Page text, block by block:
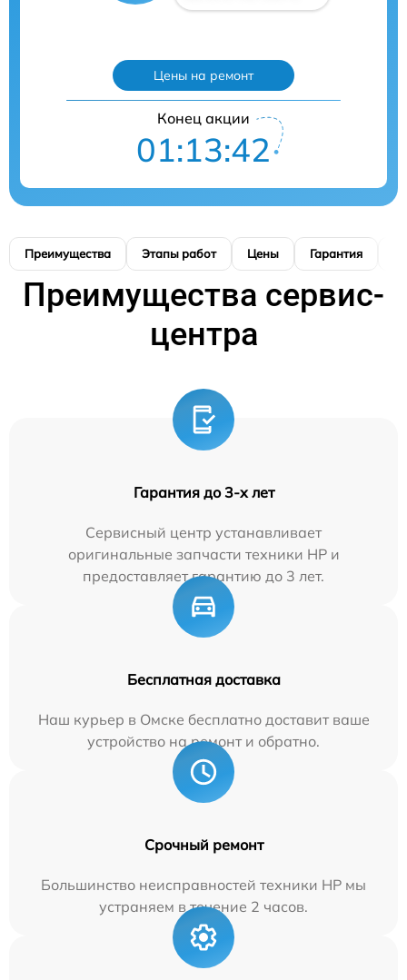
Цены на ремонт
Конец акции
01:13:41
Преимущества Этапы работ Цены Гарантия
Преимущества сервис-
центра
Гарантия до 3-х лет
Сервисный центр устанавливает
оригинальные запчасти техники HP и
предоставляет гарантию до 3 лет.
Бесплатная доставка
Наш курьер в Омске бесплатно доставит ваше
устройство на ремонт и обратно.
Срочный ремонт
Большинство неисправностей техники HP мы
устраняем в течение 2 часов.